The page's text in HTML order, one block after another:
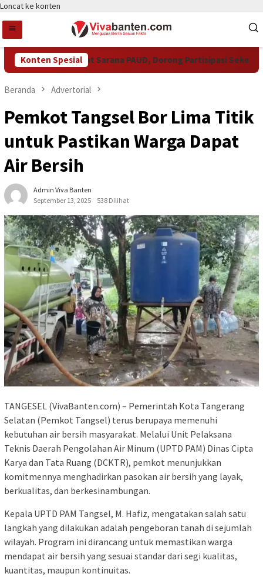
Loncat ke konten
Konten Spesial
Perkuat Sarana PAUD, Dorong Partisipasi Sekolah
Beranda Advertorial
Pemkot Tangsel Bor Lima Titik
untuk Pastikan Warga Dapat
Air Bersih
Admin Viva Banten
September 13, 2025
538 Dilihat
TANGESEL (VivaBanten.com) – Pemerintah Kota Tangerang
Selatan (Pemkot Tangsel) terus berupaya memenuhi
kebutuhan air bersih masyarakat. Melalui Unit Pelaksana
Teknis Daerah Pengolahan Air Minum (UPTD PAM) Dinas Cipta
Karya dan Tata Ruang (DCKTR), pemkot menunjukkan
komitmennya menghadirkan pasokan air bersih yang layak,
berkualitas, dan berkesinambungan.
Kepala UPTD PAM Tangsel, M. Hafiz, mengatakan salah satu
langkah yang dilakukan adalah pengeboran tanah di sejumlah
wilayah. Program ini dirancang untuk memastikan warga
mendapat air bersih yang sesuai standar dari segi kualitas,
kuantitas, maupun kontinuitas.